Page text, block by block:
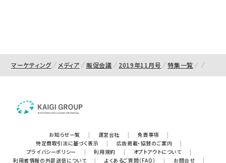
マーケティング メディア 販促会議 2019年11月号 特集一覧
お知らせ一覧 | 運営会社 | 免責事項
|
特定商取引法に基づく表示
| 広告掲載・協賛のご案内
|
プライバシーポリシー
| 利用規約 | オプトアウトについて
|
利用者情報の外部送信について
| よくあるご質問（FAQ） | お問合せ |